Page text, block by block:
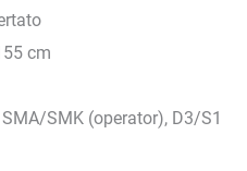
cm
SMK (operator), D3/S1